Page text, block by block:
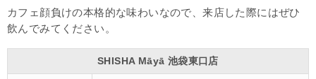
カフェ顔負けの本格的な味わいなので、来店した際にはぜひ
飲んでみてください。
SHISHA Māyā 池袋東口店